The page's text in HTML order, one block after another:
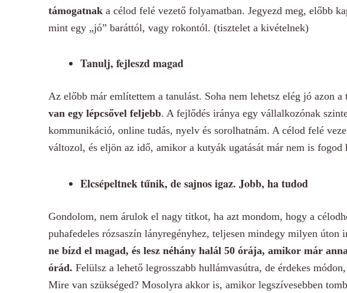
támogatnak a célod felé vezető folyamatban. Jegyezd meg, előbb
mint egy „jó” baráttól, vagy rokontól. (tisztelet a kivételnek)
Tanulj, fejleszd magad
Az előbb már említettem a tanulást. Soha nem lehetsz elég jó azon
van egy lépcsővel feljebb. A fejlődés iránya egy vállalkozónak
kommunikáció, online tudás, nyelv és sorolhatnám. A célod felé
változol, és eljön az idő, amikor a kutyák ugatását már nem is fogod
Elcsépeltnek tűnik, de sajnos igaz. Jobb, ha tudod
Gondolom, nem árulok el nagy titkot, ha azt mondom, hogy a
puhafedeles rózsaszín lányregényhez, teljesen mindegy milyen úton
ne bízd el magad, és lesz néhány halál 50 órája, amikor már
órád. Felülsz a lehető legrosszabb hullámvasútra, de érdekes
Mire van szükséged? Mosolyra akkor is, amikor legszívesebben